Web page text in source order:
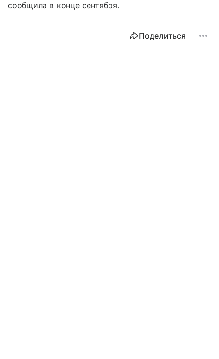
сообщила в конце сентября.
Поделиться